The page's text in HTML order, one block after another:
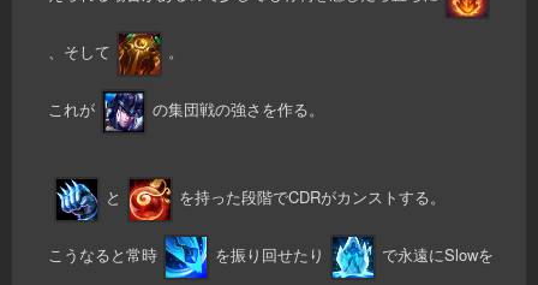
、そして 。
これが の集団戦の強さを作る。
と を持った段階でCDRがカンストする。
こうなると常時 を振り回せたり で永遠にSlowを